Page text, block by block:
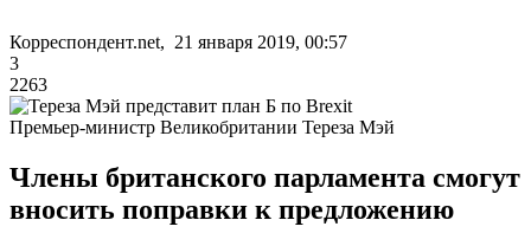
Корреспондент.net, 21 января 2019, 00:57
3
2263
Премьер-министр Великобритании Тереза Мэй
Члены британского парламента смогут
вносить поправки к предложению